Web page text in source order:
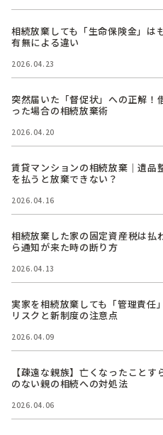
相続放棄しても「生命保険金」は
有無による違い
2026.04.23
突然届いた「督促状」への正解！
った場合の相続放棄術
2026.04.20
賃貸マンションの相続放棄｜遺品
を払うと放棄できない？
2026.04.16
相続放棄した家の固定資産税は払
ら通知が来た時の断り方
2026.04.13
実家を相続放棄しても「管理責任
リスクと新制度の注意点
2026.04.09
【疎遠な親族】亡くなったこと
のない親の相続への対処法
2026.04.06